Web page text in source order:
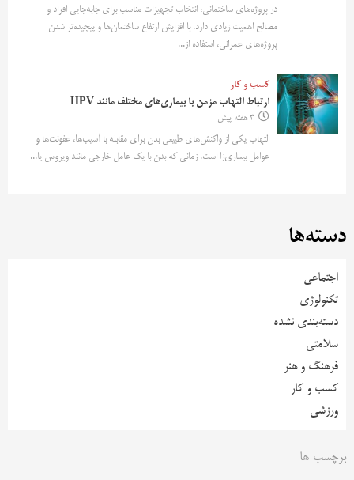
در پروژه‌های ساختمانی، انتخاب تجهیزات مناسب برای جابه‌جایی افراد و
مصالح اهمیت زیادی دارد. با افزایش ارتفاع ساختمان‌ها و پیچیده‌تر شدن
پروژه‌های عمرانی، استفاده از...
کسب و کار
ارتباط التهاب مزمن با بیماری‌های مختلف مانند HPV
3 هفته پیش
التهاب یکی از واکنش‌های طبیعی بدن برای مقابله با آسیب‌ها، عفونت‌ها و
عوامل بیماری‌زا است. زمانی که بدن با یک عامل خارجی مانند ویروس یا...
دسته‌ها
اجتماعی
تکنولوژی
دسته‌بندی نشده
سلامتی
فرهنگ و هنر
کسب و کار
ورزشی
برچسب ها